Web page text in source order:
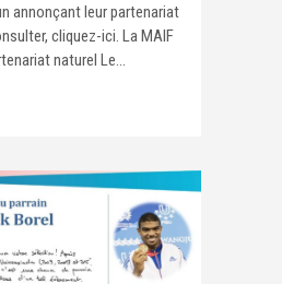
annonçant leur partenariat
cliquez-ici. La MAIF
naturel Le...